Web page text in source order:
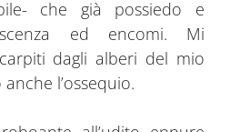
che già possiedo e
ed encomi. Mi
dagli alberi del mio
l’ossequio.